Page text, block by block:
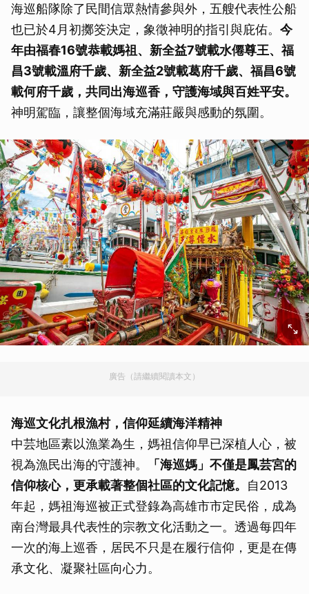
海巡船隊除了民間信眾熱情參與外，五艘代表性公船
也已於4月初擲筊決定，象徵神明的指引與庇佑。 今
年由福春16號恭載媽祖、新全益7號載水僊尊王、福
昌3號載溫府千歲、新全益2號載葛府千歲、福昌6號
載何府千歲，共同出海巡香，守護海域與百姓平安。
神明駕臨，讓整個海域充滿莊嚴與感動的氛圍。
廣告（請繼續閱讀本文）
海巡文化扎根漁村，信仰延續海洋精神
中芸地區素以漁業為生，媽祖信仰早已深植人心，被
視為漁民出海的守護神。
「海巡媽」不僅是鳳芸宮的
信仰核心，更承載著整個社區的文化記憶。 自2013
年起，媽祖海巡被正式登錄為高雄市市定民俗，成為
南台灣最具代表性的宗教文化活動之一。透過每四年
一次的海上巡香，居民不只是在履行信仰，更是在傳
承文化、凝聚社區向心力。